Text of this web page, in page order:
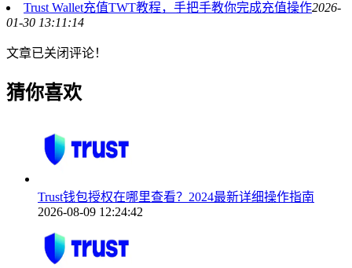
Trust Wallet充值TWT教程，手把手教你完成充值操作2026-
01-30 13:11:14
文章已关闭评论！
猜你喜欢
Trust钱包授权在哪里查看？2024最新详细操作指南
2026-08-09 12:24:42